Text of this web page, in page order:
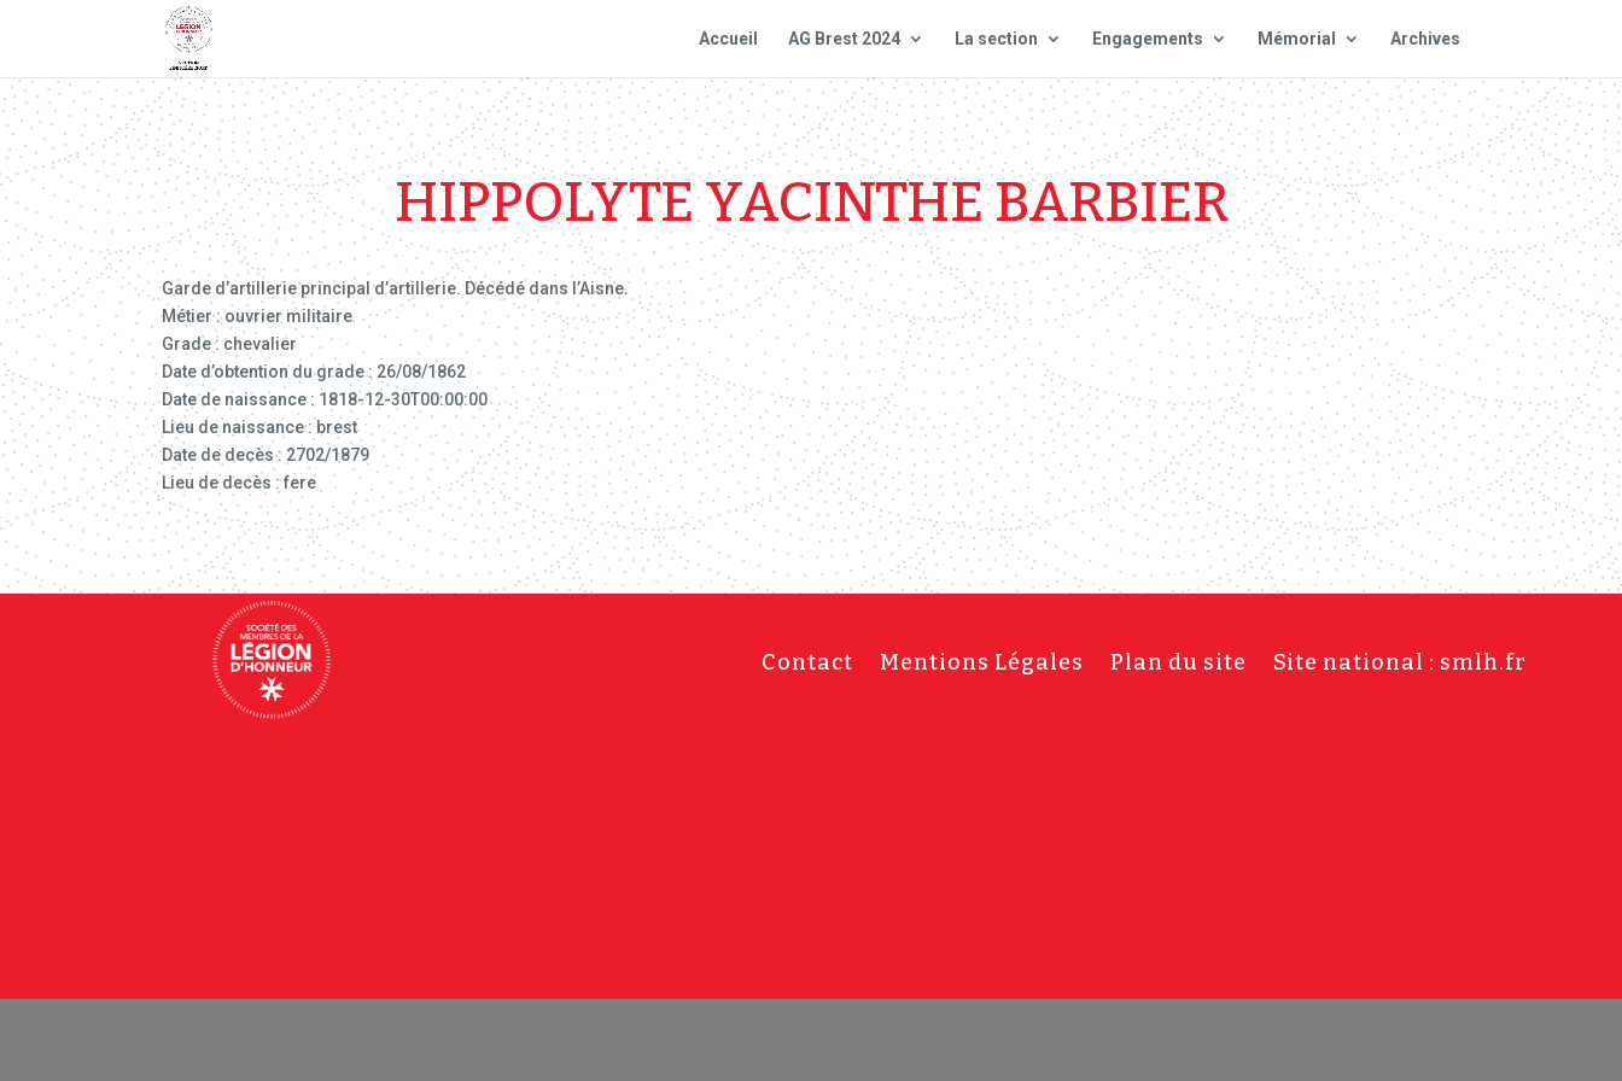
Accueil AG Brest 2024 La section Engagements Mémorial Archives
HIPPOLYTE YACINTHE BARBIER
Garde d’artillerie principal d’artillerie. Décédé dans l’Aisne.
Métier : ouvrier militaire
Grade : chevalier
Date d’obtention du grade : 26/08/1862
Date de naissance : 1818-12-30T00:00:00
Lieu de naissance : brest
Date de decès : 2702/1879
Lieu de decès : fere
Contact Mentions Légales Plan du site Site national : smlh.fr